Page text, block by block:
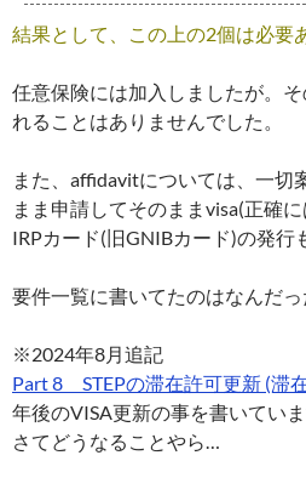
結果として、この上の2個は必要
任意保険には加入しましたが。
れることはありませんでした。
また、affidavitについては、一切
まま申請してそのままvisa(正確に
IRPカード(旧GNIBカード)の発行
要件一覧に書いてたのはなんだっ
※2024年8月追記
Part 8 STEPの滞在許可更新 (滞
年後のVISA更新の事を書いていま
さてどうなることやら…